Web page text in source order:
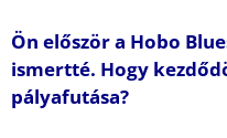
Ön először a Hobo
ismertté. Hogy
pályafutása?